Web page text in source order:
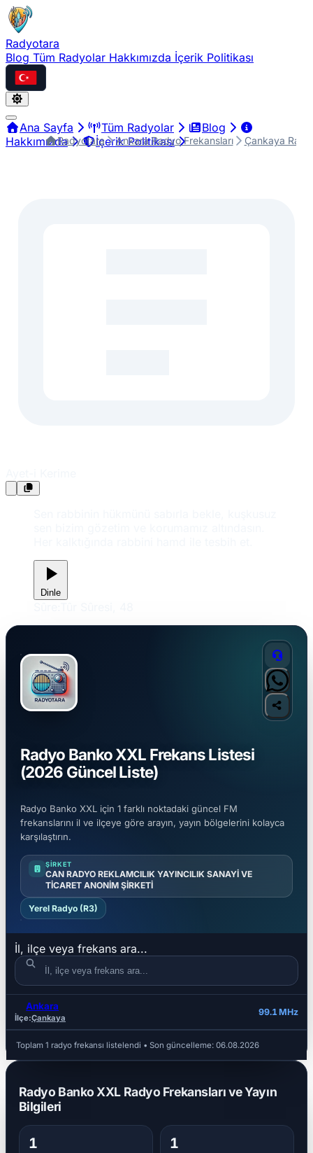
Radyotara
Blog Tüm Radyolar Hakkımızda İçerik Politikası
Türkçe
Ana Sayfa Tüm Radyolar
Blog
Hakkımızda
İçerik Politikası
Radyotara Ankara Radyo Frekansları Çankaya
Dinle
Radyo Banko XXL Frekans Listesi
(2026 Güncel Liste)
Radyo Banko XXL için 1 farklı noktadaki güncel FM
frekanslarını il ve ilçeye göre arayın, yayın bölgelerini kolayca
karşılaştırın.
ŞIRKET
CAN RADYO REKLAMCILIK YAYINCILIK SANAYİ VE
TİCARET ANONİM ŞİRKETİ
Yerel Radyo (R3)
İl, ilçe veya frekans ara...
İL
Ankara
İlçe:Çankaya
99.1 MHz
Toplam 1 radyo frekansı listelendi • Son güncelleme:06.08.2026
Radyo Banko XXL Radyo Frekansları ve Yayın
Bilgileri
1 1